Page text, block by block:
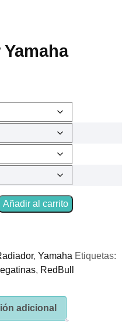
Añadir al carrito
, Yamaha Etiquetas:
, RedBull
adicional